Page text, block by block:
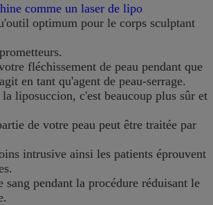
comme un laser de lipo
optimum pour le corps sculptant
fléchissement de peau pendant que
en tant qu'agent de peau-serrage.
liposuccion, c'est beaucoup plus sûr et
de votre peau peut être traitée par
intrusive ainsi les patients éprouvent
sang pendant la procédure réduisant le